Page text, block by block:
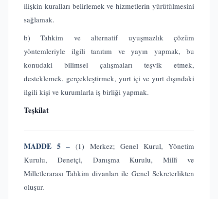
ilişkin kuralları belirlemek ve hizmetlerin yürütülmesini
sağlamak.
b) Tahkim ve alternatif uyuşmazlık çözüm
yöntemleriyle ilgili tanıtım ve yayın yapmak, bu
konudaki bilimsel çalışmaları teşvik etmek,
desteklemek, gerçekleştirmek, yurt içi ve yurt dışındaki
ilgili kişi ve kurumlarla iş birliği yapmak.
Teşkilat
MADDE 5 – (1) Merkez; Genel Kurul, Yönetim
Kurulu, Denetçi, Danışma Kurulu, Millî ve
Milletlerarası Tahkim divanları ile Genel Sekreterlikten
oluşur.